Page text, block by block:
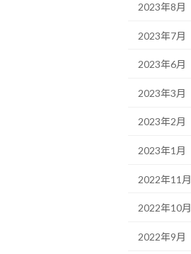
2023年8月
2023年7月
2023年6月
2023年3月
2023年2月
2023年1月
2022年11月
2022年10月
2022年9月